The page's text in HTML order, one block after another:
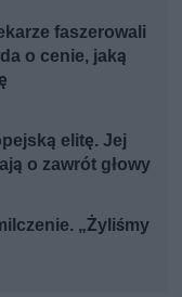
faszerowali
o cenie, jaką
elitę. Jej
o zawrót głowy
„Żyliśmy